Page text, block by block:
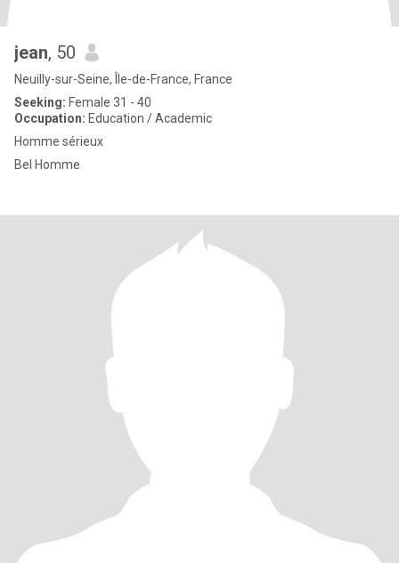
jean, 50
Neuilly-sur-Seine, Île-de-France, France
Seeking: Female 31 - 40
Occupation: Education / Academic
Homme sérieux
Bel Homme